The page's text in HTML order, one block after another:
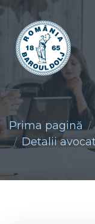
Prima pagină
Detalii